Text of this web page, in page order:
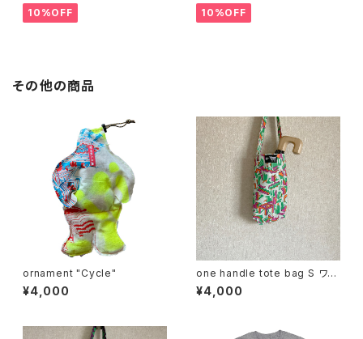
10%OFF 10%OFF
その他の商品
ornament "Cycle"
¥4,000
one handle tote bag S ワン
ハンドル トートバッグ e
¥4,000